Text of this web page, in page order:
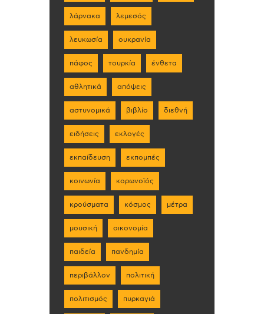
λάρνακα λεμεσός
λευκωσία ουκρανία
πάφος τουρκία ένθετα
αθλητικά απόψεις
αστυνομικά βιβλίο διεθνή
ειδήσεις εκλογές
εκπαίδευση εκπομπές
κοινωνία κορωνοϊός
κρούσματα κόσμος μέτρα
μουσική οικονομία
παιδεία πανδημία
περιβάλλον πολιτική
πολιτισμός πυρκαγιά